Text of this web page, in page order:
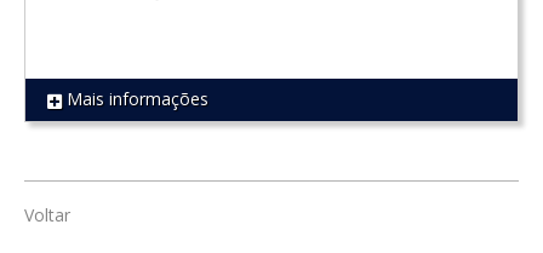
REF 1739
Mais informações
Voltar